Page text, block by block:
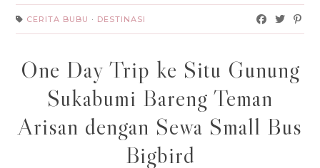
CERITA BUBU · DESTINASI
One Day Trip ke Situ Gunung
Sukabumi Bareng Teman
Arisan dengan Sewa Small Bus
Bigbird